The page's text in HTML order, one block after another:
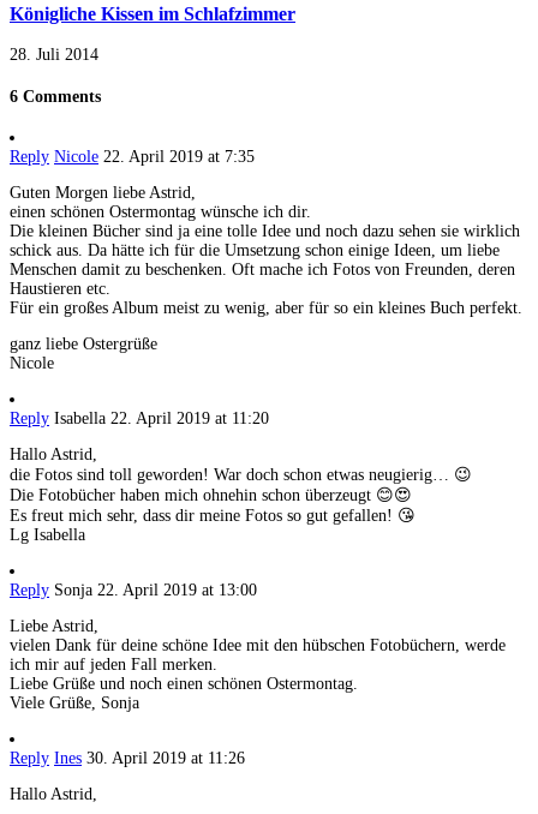
Königliche Kissen im Schlafzimmer
28. Juli 2014
6 Comments
Reply Nicole 22. April 2019 at 7:35
Guten Morgen liebe Astrid,
einen schönen Ostermontag wünsche ich dir.
Die kleinen Bücher sind ja eine tolle Idee und noch dazu sehen sie wirklich
schick aus. Da hätte ich für die Umsetzung schon einige Ideen, um liebe
Menschen damit zu beschenken. Oft mache ich Fotos von Freunden, deren
Haustieren etc.
Für ein großes Album meist zu wenig, aber für so ein kleines Buch perfekt.
ganz liebe Ostergrüße
Nicole
Reply Isabella 22. April 2019 at 11:20
Hallo Astrid,
die Fotos sind toll geworden! War doch schon etwas neugierig… 😉
Die Fotobücher haben mich ohnehin schon überzeugt 😊😍
Es freut mich sehr, dass dir meine Fotos so gut gefallen! 😘
Lg Isabella
Reply Sonja 22. April 2019 at 13:00
Liebe Astrid,
vielen Dank für deine schöne Idee mit den hübschen Fotobüchern, werde
ich mir auf jeden Fall merken.
Liebe Grüße und noch einen schönen Ostermontag.
Viele Grüße, Sonja
Reply Ines 30. April 2019 at 11:26
Hallo Astrid,